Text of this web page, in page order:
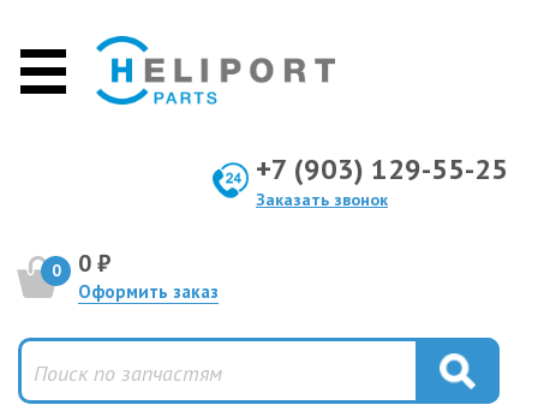
+7 (903) 129-55-25
Заказать звонок
0 0 ₽
Оформить заказ